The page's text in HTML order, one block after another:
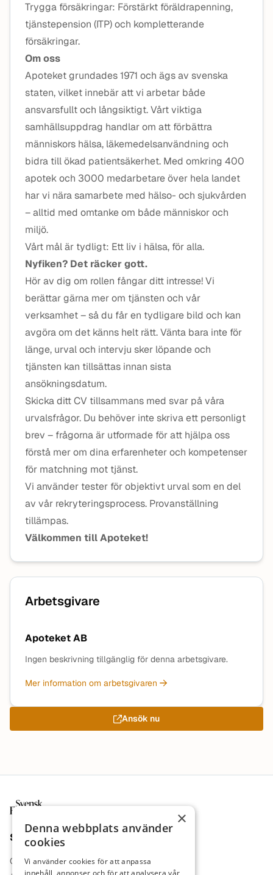
Trygga försäkringar: Förstärkt föräldrapenning,
tjänstepension (ITP) och kompletterande
försäkringar.
Om oss
Apoteket grundades 1971 och ägs av svenska
staten, vilket innebär att vi arbetar både
ansvarsfullt och långsiktigt. Vårt viktiga
samhällsuppdrag handlar om att förbättra
människors hälsa, läkemedelsanvändning och
bidra till ökad patientsäkerhet. Med omkring 400
apotek och 3000 medarbetare över hela landet
har vi nära samarbete med hälso- och sjukvården
– alltid med omtanke om både människor och
miljö.
Vårt mål är tydligt: Ett liv i hälsa, för alla.
Nyfiken? Det räcker gott.
Hör av dig om rollen fångar ditt intresse! Vi
berättar gärna mer om tjänsten och vår
verksamhet – så du får en tydligare bild och kan
avgöra om det känns helt rätt. Vänta bara inte för
länge, urval och intervju sker löpande och
tjänsten kan tillsättas innan sista
ansökningsdatum.
Skicka ditt CV tillsammans med svar på våra
urvalsfrågor. Du behöver inte skriva ett personligt
brev – frågorna är utformade för att hjälpa oss
förstå mer om dina erfarenheter och kompetenser
för matchning mot tjänst.
Vi använder tester för objektivt urval som en del
av vår rekryteringsprocess. Provanställning
tillämpas.
Välkommen till Apoteket!
Arbetsgivare
Apoteket AB
Ingen beskrivning tillgänglig för denna arbetsgivare.
Mer information om arbetsgivaren
Ansök nu
Sajt
Om oss
×
Denna webbplats använder
cookies
Vi använder cookies för att anpassa
innehåll, annonser och för att analysera vår